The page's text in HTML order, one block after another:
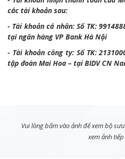
các tài khoản sau:
- Tài khoản cá nhân: Số TK:
tại ngân hàng VP Bank Hà Nội
- Tài khoản công ty: Số TK:
tập đoàn Mai Hoa – tại BIDV CN
Vui lòng bấm vào ảnh để xem bộ
xem ảnh